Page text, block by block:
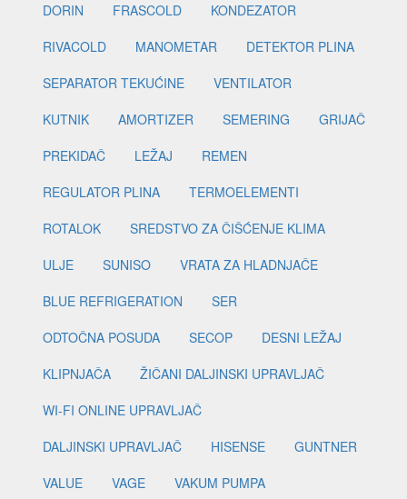
DORIN
FRASCOLD
KONDEZATOR
RIVACOLD
MANOMETAR
DETEKTOR PLINA
SEPARATOR TEKUĆINE
VENTILATOR
KUTNIK
AMORTIZER SEMERING
GRIJAČ
PREKIDAČ
LEŽAJ
REMEN
REGULATOR PLINA
TERMOELEMENTI
ROTALOK
SREDSTVO ZA ČIŠĆENJE KLIMA
ULJE
SUNISO
VRATA ZA HLADNJAČE
BLUE REFRIGERATION
SER
ODTOČNA POSUDA
SECOP
DESNI LEŽAJ
KLIPNJAČA
ŽIČANI DALJINSKI UPRAVLJAČ
WI-FI ONLINE UPRAVLJAČ
DALJINSKI UPRAVLJAČ
HISENSE
GUNTNER
VALUE
VAGE
VAKUM PUMPA